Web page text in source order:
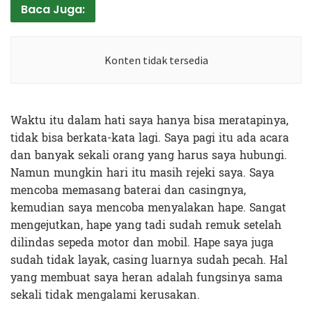
Baca Juga:
Konten tidak tersedia
Waktu itu dalam hati saya hanya bisa meratapinya,
tidak bisa berkata-kata lagi. Saya pagi itu ada acara
dan banyak sekali orang yang harus saya hubungi.
Namun mungkin hari itu masih rejeki saya. Saya
mencoba memasang baterai dan casingnya,
kemudian saya mencoba menyalakan hape. Sangat
mengejutkan, hape yang tadi sudah remuk setelah
dilindas sepeda motor dan mobil. Hape saya juga
sudah tidak layak, casing luarnya sudah pecah. Hal
yang membuat saya heran adalah fungsinya sama
sekali tidak mengalami kerusakan.